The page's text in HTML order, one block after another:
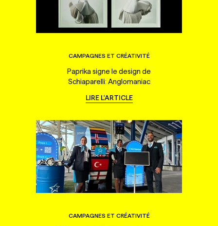
CAMPAGNES ET CRÉATIVITÉ
Paprika signe le design de
Schiaparelli: Anglomaniac
LIRE L'ARTICLE
CAMPAGNES ET CRÉATIVITÉ